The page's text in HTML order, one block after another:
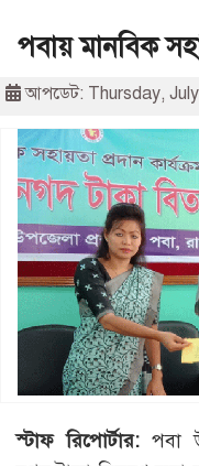
পবায় মানবিক
আপডেট: Thursday,
স্টাফ রিপোর্টার:পবা